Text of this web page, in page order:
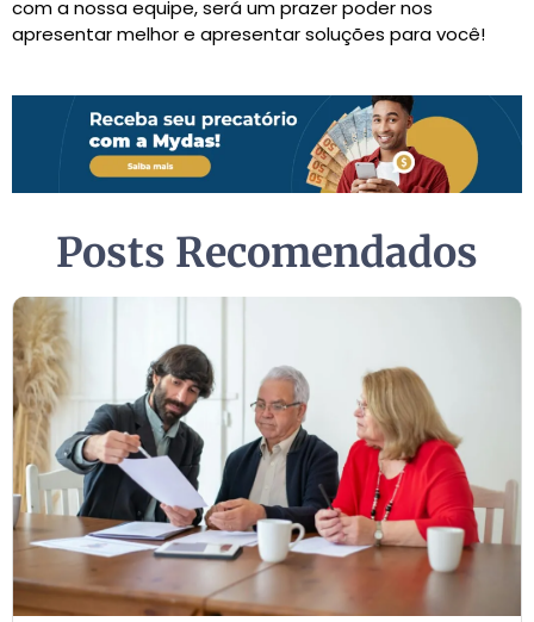
com a nossa equipe, será um prazer poder nos
apresentar melhor e apresentar soluções para você!
Posts Recomendados